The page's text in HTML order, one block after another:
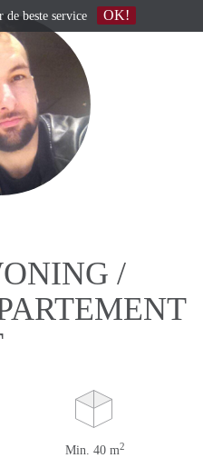
/
Min. 40 m2
de beste service OK!